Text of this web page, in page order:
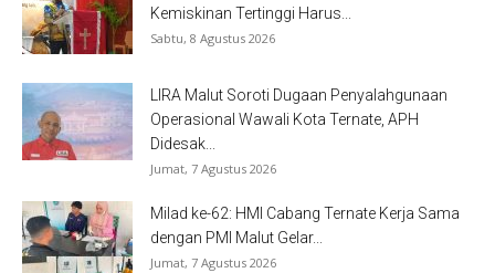
Kemiskinan Tertinggi Harus...
Sabtu, 8 Agustus 2026
LIRA Malut Soroti Dugaan Penyalahgunaan
Operasional Wawali Kota Ternate, APH
Didesak...
Jumat, 7 Agustus 2026
Milad ke-62: HMI Cabang Ternate Kerja Sama
dengan PMI Malut Gelar...
Jumat, 7 Agustus 2026